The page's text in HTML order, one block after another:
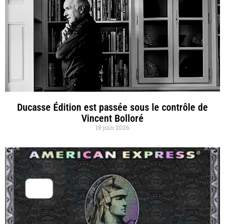
Ducasse Édition est passée sous le contrôle de
Vincent Bolloré
18 juin 2026